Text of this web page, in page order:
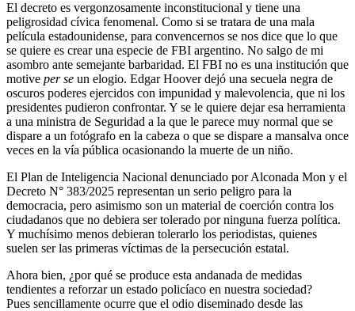
El decreto es vergonzosamente inconstitucional y tiene una
peligrosidad cívica fenomenal. Como si se tratara de una mala
película estadounidense, para convencernos se nos dice que lo que
se quiere es crear una especie de FBI argentino. No salgo de mi
asombro ante semejante barbaridad. El FBI no es una institución que
motive per se un elogio. Edgar Hoover dejó una secuela negra de
oscuros poderes ejercidos con impunidad y malevolencia, que ni los
presidentes pudieron confrontar. Y se le quiere dejar esa herramienta
a una ministra de Seguridad a la que le parece muy normal que se
dispare a un fotógrafo en la cabeza o que se dispare a mansalva once
veces en la vía pública ocasionando la muerte de un niño.
El Plan de Inteligencia Nacional denunciado por Alconada Mon y el
Decreto N° 383/2025 representan un serio peligro para la
democracia, pero asimismo son un material de coerción contra los
ciudadanos que no debiera ser tolerado por ninguna fuerza política.
Y muchísimo menos debieran tolerarlo los periodistas, quienes
suelen ser las primeras víctimas de la persecución estatal.
Ahora bien, ¿por qué se produce esta andanada de medidas
tendientes a reforzar un estado policíaco en nuestra sociedad?
Pues sencillamente ocurre que el odio diseminado desde las